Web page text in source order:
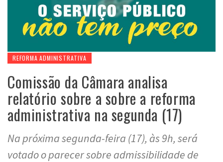
REFORMA ADMINISTRATIVA
Comissão da Câmara analisa
relatório sobre a sobre a reforma
administrativa na segunda (17)
Na próxima segunda-feira (17), às 9h, será
votado o parecer sobre admissibilidade de